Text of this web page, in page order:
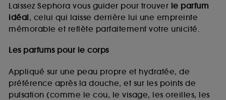
Laissez Sephora vous guider pour trouver le parfum
idéal, celui qui laisse derrière lui une empreinte
mémorable et reflète parfaitement votre unicité.
Les parfums pour le corps
Appliqué sur une peau propre et hydratée, de
préférence après la douche, et sur les points de
pulsation (comme le cou, le visage, les oreilles, les